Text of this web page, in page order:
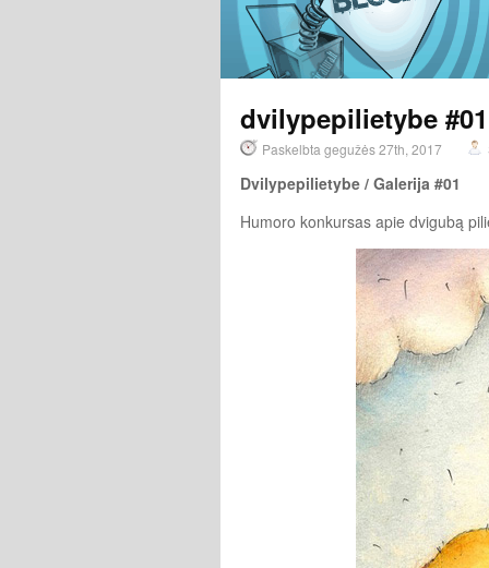
dvilypepilietybe #01
Paskelbta gegužės 27th, 2017
Dvilypepilietybe / Galerija #01
Humoro konkursas apie dvigubą